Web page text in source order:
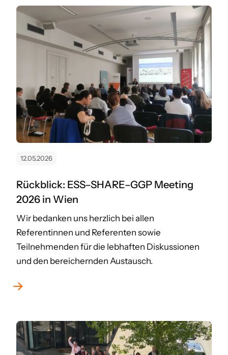
12.05.2026
Rückblick: ESS–SHARE–GGP Meeting
2026 in Wien
Wir bedanken uns herzlich bei allen
Referentinnen und Referenten sowie
Teilnehmenden für die lebhaften Diskussionen
und den bereichernden Austausch.